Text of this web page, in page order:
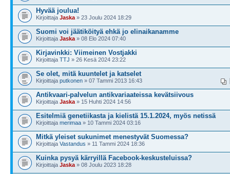
Hyvää joulua!
Kirjoittaja Jaska » 23 Joulu 2024 18:29
Suomi voi jäätiköityä ehkä jo elinaikanamme
Kirjoittaja Jaska » 08 Elo 2024 07:40
Kirjavinkki: Viimeinen Vostjakki
Kirjoittaja TTJ » 26 Kesä 2024 23:22
Se olet, mitä kuuntelet ja katselet
Kirjoittaja putkonen » 07 Tammi 2013 16:43
Antikvaari-palvelun antikvariaateissa kevätsiivous
Kirjoittaja Jaska » 15 Huhti 2024 14:56
Esitelmiä genetiikasta ja kielistä 15.1.2024, myös netissä
Kirjoittaja merimaa » 10 Tammi 2024 03:16
Mitkä yleiset sukunimet menestyvät Suomessa?
Kirjoittaja Vastandus » 11 Tammi 2024 18:36
Kuinka pysyä kärryillä Facebook-keskusteluissa?
Kirjoittaja Jaska » 08 Joulu 2023 18:28